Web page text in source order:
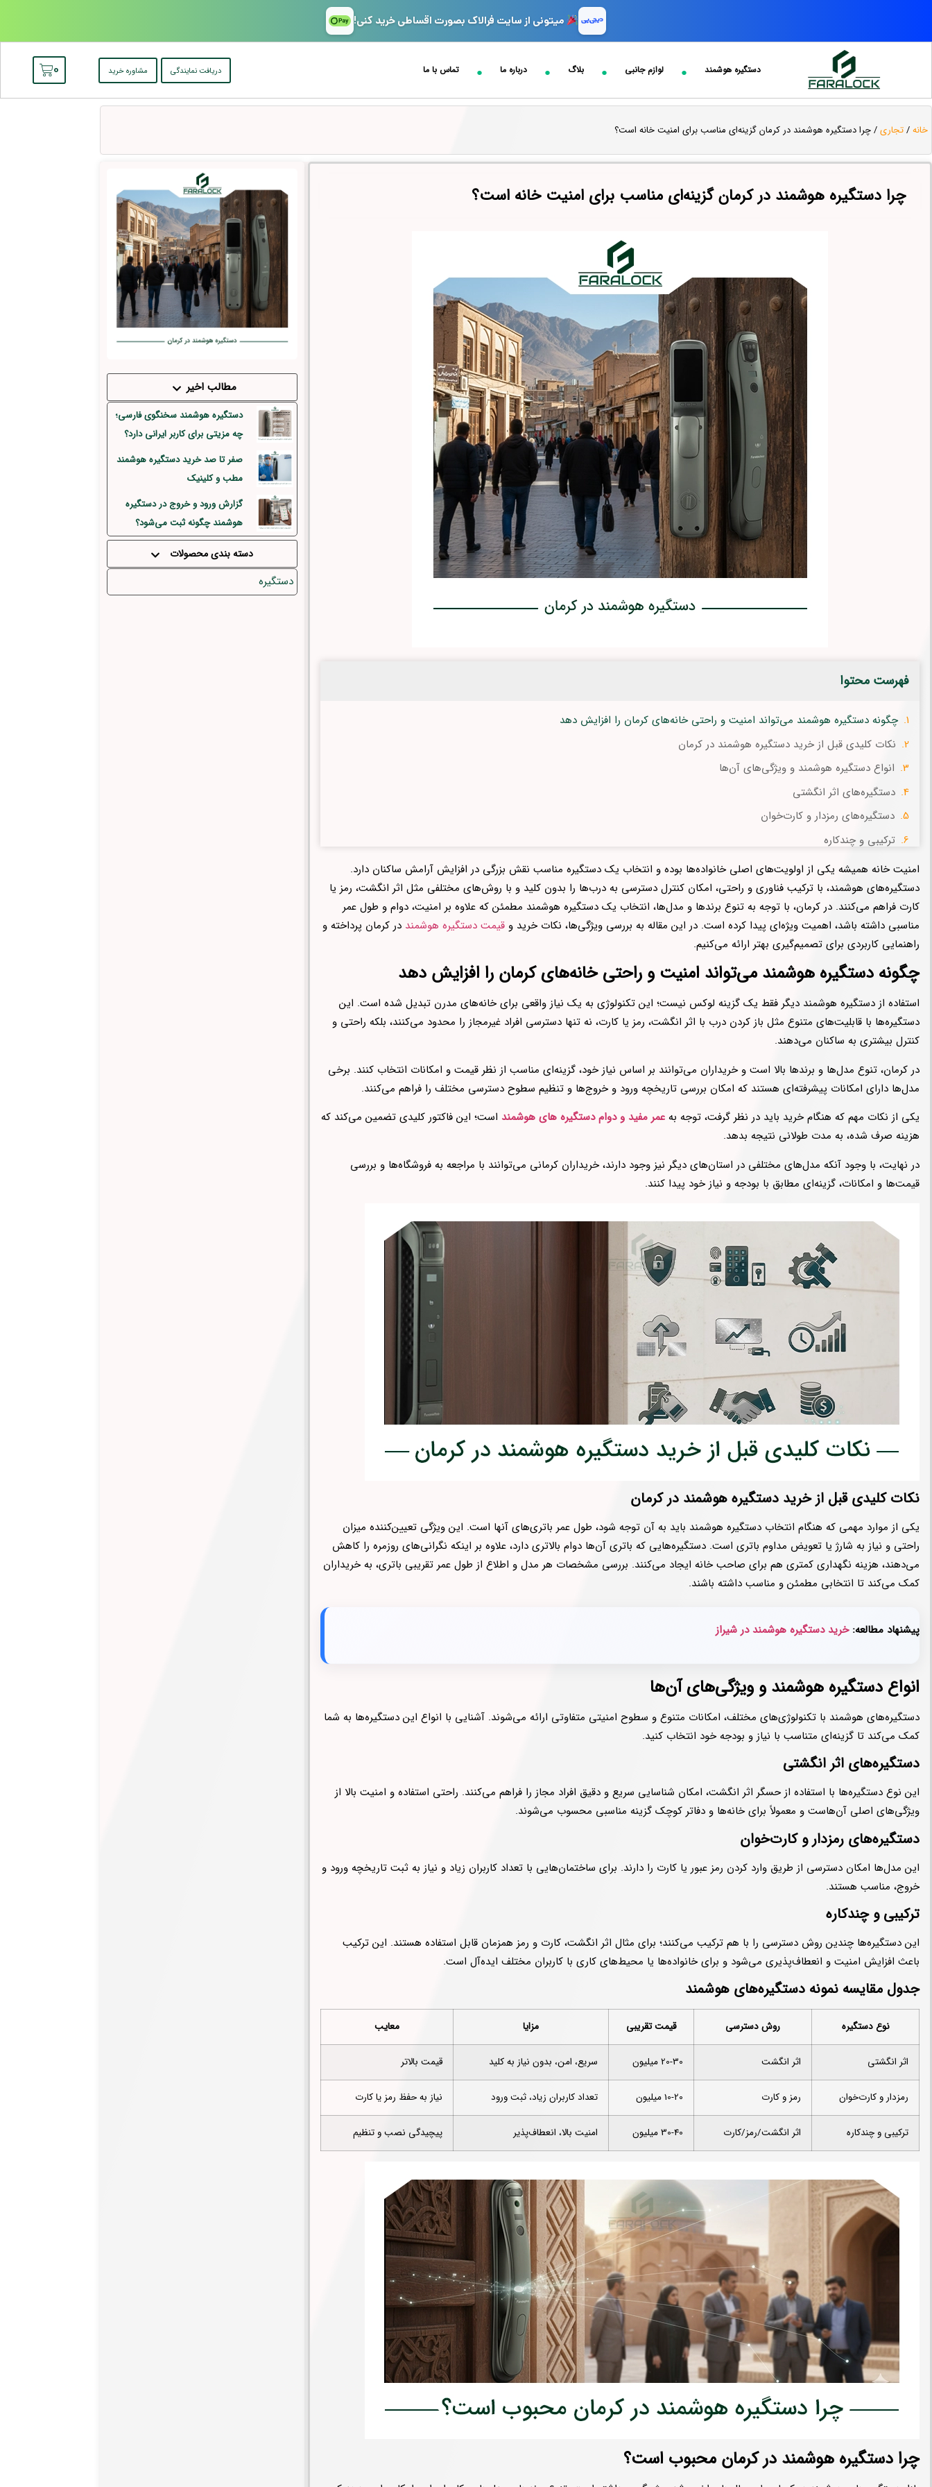
میتونی از سایت فرالاک بصورت اقساطی خرید کنی!
دستگیره هوشمند لوازم جانبی بلاگ درباره ما تماس با ما دریافت نمایندگی مشاوره خرید 0
خانه/تجاری/ چرا دستگیره هوشمند در کرمان گزینه‌ای مناسب برای امنیت خانه است؟
چرا دستگیره هوشمند در کرمان گزینه‌ای مناسب برای امنیت خانه است؟
فهرست محتوا
چگونه دستگیره هوشمند می‌تواند امنیت و راحتی خانه‌های کرمان را افزایش دهد
نکات کلیدی قبل از خرید دستگیره هوشمند در کرمان
انواع دستگیره هوشمند و ویژگی‌های آن‌ها
دستگیره‌های اثر انگشتی
دستگیره‌های رمزدار و کارت‌خوان
ترکیبی و چندکاره
جدول مقایسه نمونه دستگیره‌های هوشمند
چرا دستگیره هوشمند در کرمان محبوب است؟
نکات مهم قبل از خرید دستگیره هوشمند در کرمان
دیدگاهتان را بنویسید لغو پاسخ
امنیت خانه همیشه یکی از اولویت‌های اصلی خانواده‌ها بوده و انتخاب یک دستگیره مناسب نقش بزرگی در افزایش آرامش ساکنان دارد.
دستگیره‌های هوشمند، با ترکیب فناوری و راحتی، امکان کنترل دسترسی به درب‌ها را بدون کلید و با روش‌های مختلفی مثل اثر انگشت، رمز یا
کارت فراهم می‌کنند. در کرمان، با توجه به تنوع برندها و مدل‌ها، انتخاب یک دستگیره هوشمند مطمئن که علاوه بر امنیت، دوام و طول عمر
مناسبی داشته باشد، اهمیت ویژه‌ای پیدا کرده است. در این مقاله به بررسی ویژگی‌ها، نکات خرید و قیمت دستگیره‌ هوشمند در کرمان پرداخته و
راهنمایی کاربردی برای تصمیم‌گیری بهتر ارائه می‌کنیم.
چگونه دستگیره هوشمند می‌تواند امنیت و راحتی خانه‌های کرمان را افزایش دهد
استفاده از دستگیره هوشمند دیگر فقط یک گزینه لوکس نیست؛ این تکنولوژی به یک نیاز واقعی برای خانه‌های مدرن تبدیل شده است. این
دستگیره‌ها با قابلیت‌های متنوع مثل باز کردن درب با اثر انگشت، رمز یا کارت، نه تنها دسترسی افراد غیرمجاز را محدود می‌کنند، بلکه راحتی و
کنترل بیشتری به ساکنان می‌دهند.
در کرمان، تنوع مدل‌ها و برندها بالا است و خریداران می‌توانند بر اساس نیاز خود، گزینه‌ای مناسب از نظر قیمت و امکانات انتخاب کنند. برخی
مدل‌ها دارای امکانات پیشرفته‌ای هستند که امکان بررسی تاریخچه ورود و خروج‌ها و تنظیم سطوح دسترسی مختلف را فراهم می‌کنند.
یکی از نکات مهم که هنگام خرید باید در نظر گرفت، توجه به عمر مفید و دوام دستگیره های هوشمند است؛ این فاکتور کلیدی تضمین می‌کند که
هزینه صرف شده، به مدت طولانی نتیجه بدهد.
در نهایت، با وجود آنکه مدل‌های مختلفی در استان‌های دیگر نیز وجود دارند، خریداران کرمانی می‌توانند با مراجعه به فروشگاه‌ها و بررسی
قیمت‌ها و امکانات، گزینه‌ای مطابق با بودجه و نیاز خود پیدا کنند.
نکات کلیدی قبل از خرید دستگیره هوشمند در کرمان
یکی از موارد مهمی که هنگام انتخاب دستگیره هوشمند باید به آن توجه شود، طول عمر باتری‌های آنها است. این ویژگی تعیین‌کننده میزان
راحتی و نیاز به شارژ یا تعویض مداوم باتری است. دستگیره‌هایی که باتری آن‌ها دوام بالاتری دارد، علاوه بر اینکه نگرانی‌های روزمره را کاهش
می‌دهند، هزینه نگهداری کمتری هم برای صاحب خانه ایجاد می‌کنند. بررسی مشخصات هر مدل و اطلاع از طول عمر تقریبی باتری، به خریداران
کمک می‌کند تا انتخابی مطمئن و مناسب داشته باشند.
پیشنهاد مطالعه:خرید دستگیره هوشمند در شیراز
انواع دستگیره هوشمند و ویژگی‌های آن‌ها
دستگیره‌های هوشمند با تکنولوژی‌های مختلف، امکانات متنوع و سطوح امنیتی متفاوتی ارائه می‌شوند. آشنایی با انواع این دستگیره‌ها به شما
کمک می‌کند تا گزینه‌ای متناسب با نیاز و بودجه خود انتخاب کنید.
دستگیره‌های اثر انگشتی
این نوع دستگیره‌ها با استفاده از حسگر اثر انگشت، امکان شناسایی سریع و دقیق افراد مجاز را فراهم می‌کنند. راحتی استفاده و امنیت بالا از
ویژگی‌های اصلی آن‌هاست و معمولاً برای خانه‌ها و دفاتر کوچک گزینه مناسبی محسوب می‌شوند.
دستگیره‌های رمزدار و کارت‌خوان
این مدل‌ها امکان دسترسی از طریق وارد کردن رمز عبور یا کارت را دارند. برای ساختمان‌هایی با تعداد کاربران زیاد و نیاز به ثبت تاریخچه ورود و
خروج، مناسب هستند.
ترکیبی و چندکاره
این دستگیره‌ها چندین روش دسترسی را با هم ترکیب می‌کنند؛ برای مثال اثر انگشت، کارت و رمز همزمان قابل استفاده هستند. این ترکیب
باعث افزایش امنیت و انعطاف‌پذیری می‌شود و برای خانواده‌ها یا محیط‌های کاری با کاربران مختلف ایده‌آل است.
جدول مقایسه نمونه دستگیره‌های هوشمند
نوع دستگیره روش دسترسی قیمت تقریبی مزایا معایب
اثر انگشتی اثر انگشت 20-30 میلیون سریع، امن، بدون نیاز به کلید قیمت بالاتر
رمزدار و کارت‌خوان رمز و کارت 10-20 میلیون تعداد کاربران زیاد، ثبت ورود نیاز به حفظ رمز یا کارت
ترکیبی و چندکاره اثر انگشت/رمز/کارت 30-40 میلیون امنیت بالا، انعطاف‌پذیر پیچیدگی نصب و تنظیم
چرا دستگیره هوشمند در کرمان محبوب است؟
مطالب اخیر
دستگیره هوشمند سخنگوی فارسی؛
چه مزیتی برای کاربر ایرانی دارد؟
صفر تا صد خرید دستگیره هوشمند
مطب و کلینیک
گزارش ورود و خروج در دستگیره
هوشمند چگونه ثبت می‌شود؟
دسته بندی محصولات
دستگیره